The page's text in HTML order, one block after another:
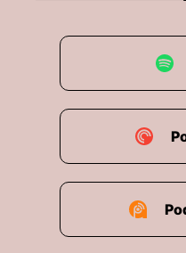
sagen aber mit
00:02:41: Ja, dann
ersten Frage
habe.
00:02:46: Nämlich
00:02:47: also im